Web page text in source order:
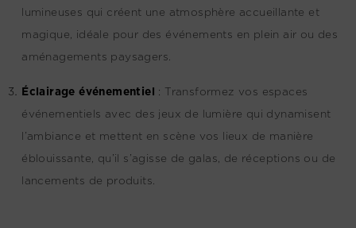
lumineuses qui créent une atmosphère accueillante et
magique, idéale pour des événements en plein air ou des
aménagements paysagers.
Éclairage événementiel : Transformez vos espaces
événementiels avec des jeux de lumière qui dynamisent
l’ambiance et mettent en scène vos lieux de manière
éblouissante, qu’il s’agisse de galas, de réceptions ou de
lancements de produits.